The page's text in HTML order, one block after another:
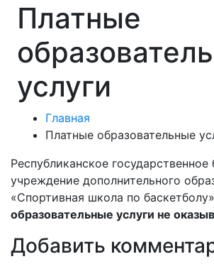
Платные
услуги
Главная
Платные образовательные
Республиканское
учреждение дополнительного
«Спортивная школа по баскетболу»
образовательные услуги не
Добавить